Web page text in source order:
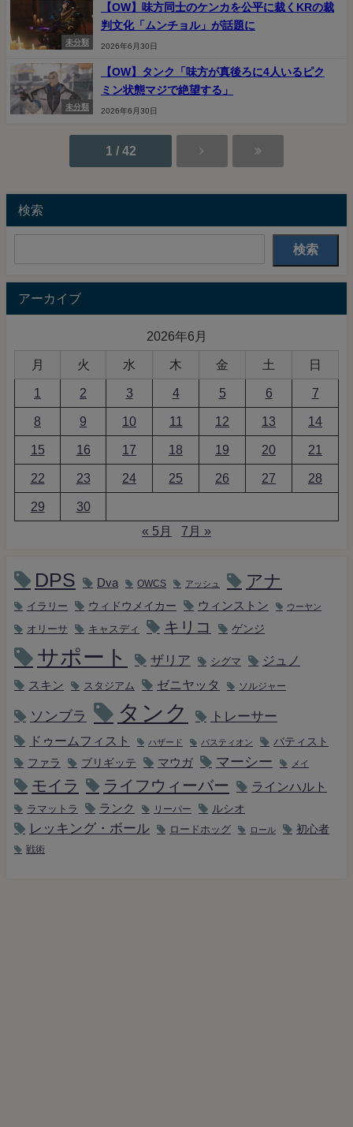
未分類
【OW】味方同士のケンカを公平に裁くKRの裁
判文化「ムンチョル」が話題に
2026年6月30日
未分類
【OW】タンク「味方が真後ろに4人いるピク
ミン状態マジで絶望する」
2026年6月30日
1 / 42
検索
検索
アーカイブ
2026年6月
月 火 水 木 金 土 日
1 2 3 4 5 6 7
8 9 10 11 12 13 14
15 16 17 18 19 20 21
22 23 24 25 26 27 28
29
30
« 5月
7月 »
DPS Dva OWCS アッシュ アナ
イラリー ウィドウメイカー ウィンストン ウーヤン
オリーサ キャスディ キリコ ゲンジ
サポート ザリア シグマ ジュノ
スキン スタジアム ゼニヤッタ ソルジャー
ソンブラ タンク
トレーサー
ドゥームフィスト
ハザード バスティオン
バティスト
ファラ
ブリギッテ マウガ マーシー メイ
モイラ ライフウィーバー ラインハルト
ラマットラ ランク リーパー ルシオ
レッキング・ボール ロードホッグ ロール 初心者
戦術